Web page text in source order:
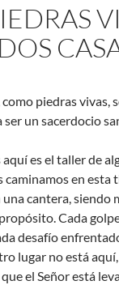
piedras vivas,
un sacerdocio
es el taller de
en esta
cantera, siendo
Cada
desafío
lugar no está
el Señor está